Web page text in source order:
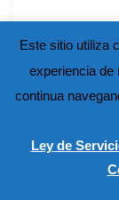
Este sitio utiliza
experiencia de
continua
Ley de